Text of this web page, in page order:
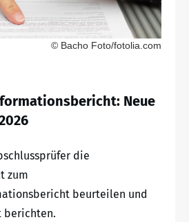
© Bacho Foto/fotolia.com
Neue
die
zum
beurteilen und
berichten.